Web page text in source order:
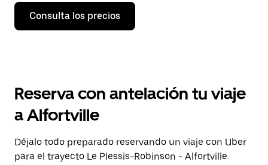
Pulsa
flecha
calendario
seleccionar
fecha.
Pulsa
el
Consulta los precios
Reserva con antelación tu viaje
a Alfortville
Déjalo todo preparado reservando un viaje con Uber
para el trayecto Le Plessis-Robinson - Alfortville.